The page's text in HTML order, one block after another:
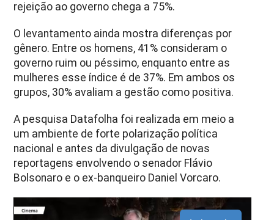
rejeição ao governo chega a 75%.
O levantamento ainda mostra diferenças por
gênero. Entre os homens, 41% consideram o
governo ruim ou péssimo, enquanto entre as
mulheres esse índice é de 37%. Em ambos os
grupos, 30% avaliam a gestão como positiva.
A pesquisa Datafolha foi realizada em meio a
um ambiente de forte polarização política
nacional e antes da divulgação de novas
reportagens envolvendo o senador Flávio
Bolsonaro e o ex-banqueiro Daniel Vorcaro.